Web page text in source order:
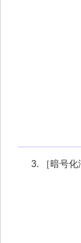
［暗号